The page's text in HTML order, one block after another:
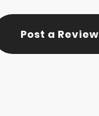
Post a Review